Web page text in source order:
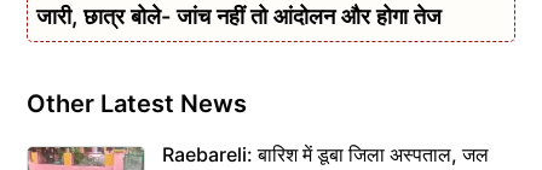
जारी, छात्र बोले- जांच नहीं तो आंदोलन और होगा तेज
Other Latest News
Raebareli: बारिश में डूबा जिला अस्पताल, जल